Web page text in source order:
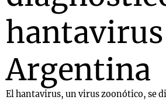
Argentina
El hantavirus, un virus zoonótico, se